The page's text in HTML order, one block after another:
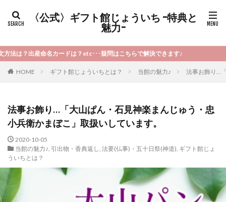
〈公式〉ギフト館じょういち -特典と
魅力-
は？etc･･･疑問はこちらで解決できます♪
HOME ギフト館じょういちとは？ 当館の魅力♪ 法事お飾り…
法事お飾り…「大山ぱん・石見神楽まんじゅう・忠
小兵衛かまぼこ」取扱いしています。
2020-10-05
当館の魅力♪, 引出物・香典返し, 法要(仏事)・五十日祭(神道), ギフト館じょ
ういちとは？